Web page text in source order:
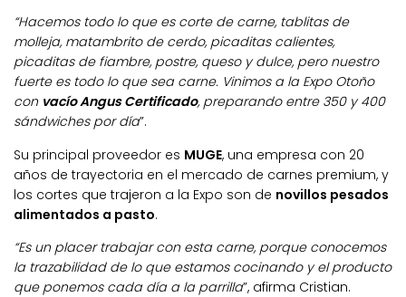
“Hacemos todo lo que es corte de carne, tablitas de
molleja, matambrito de cerdo, picaditas calientes,
picaditas de fiambre, postre, queso y dulce, pero nuestro
fuerte es todo lo que sea carne. Vinimos a la Expo Otoño
con vacío Angus Certificado, preparando entre 350 y 400
sándwiches por día”.
Su principal proveedor es MUGE, una empresa con 20
años de trayectoria en el mercado de carnes premium, y
los cortes que trajeron a la Expo son de novillos pesados
alimentados a pasto.
“Es un placer trabajar con esta carne, porque conocemos
la trazabilidad de lo que estamos cocinando y el producto
que ponemos cada día a la parrilla”, afirma Cristian.